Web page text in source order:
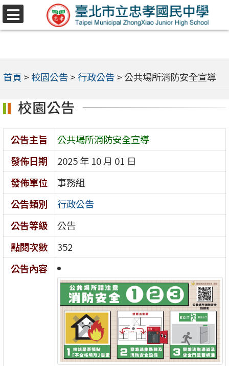
跳
至
內
選
首頁 > 校園公告> 行政公告>公共場所消防安全宣導
校園公告
公告主旨
公共場所消防安全宣導
發佈日期
2025 年 10 月 01 日
發佈單位
事務組
公告類別
行政公告
公告等級
公告
點閱次數
352
公告內容